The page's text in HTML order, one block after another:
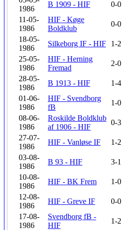
1986
B 1909 - HIF 0-0
11-05-
1986
HIF - Køge
Boldklub
0-0
18-05-
1986
Silkeborg IF - HIF 1-2
25-05-
1986
HIF - Herning
Fremad
2-0
28-05-
1986
B 1913 - HIF 1-4
01-06-
1986
HIF - Svendborg
fB
1-0
08-06-
1986
Roskilde Boldklub
af 1906 - HIF
0-3
27-07-
1986
HIF - Vanløse IF 1-2
03-08-
1986
B 93 - HIF 3-1
10-08-
1986
HIF - BK Frem 1-0
12-08-
1986
HIF - Greve IF 0-0
17-08-
1986
Svendborg fB -
HIF
1-2